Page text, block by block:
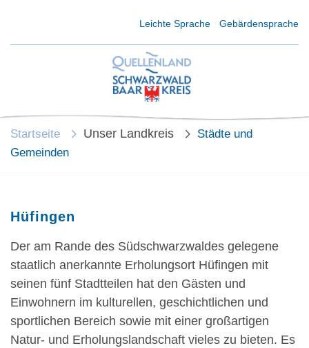
Leichte Sprache Gebärdensprache
Startseite Unser Landkreis
Städte und
Gemeinden
Hüfingen
Der am Rande des Südschwarzwaldes gelegene
staatlich anerkannte Erholungsort Hüfingen mit
seinen fünf Stadtteilen hat den Gästen und
Einwohnern im kulturellen, geschichtlichen und
sportlichen Bereich sowie mit einer großartigen
Natur- und Erholungslandschaft vieles zu bieten. Es